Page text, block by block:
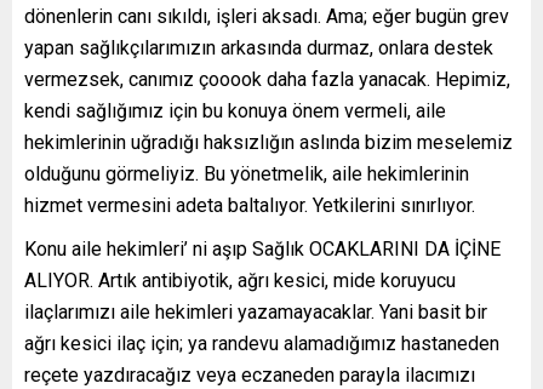
dönenlerin canı sıkıldı, işleri aksadı. Ama; eğer bugün grev
yapan sağlıkçılarımızın arkasında durmaz, onlara destek
vermezsek, canımız çooook daha fazla yanacak. Hepimiz,
kendi sağlığımız için bu konuya önem vermeli, aile
hekimlerinin uğradığı haksızlığın aslında bizim meselemiz
olduğunu görmeliyiz. Bu yönetmelik, aile hekimlerinin
hizmet vermesini adeta baltalıyor. Yetkilerini sınırlıyor.
Konu aile hekimleri’ ni aşıp Sağlık OCAKLARINI DA İÇİNE
ALIYOR. Artık antibiyotik, ağrı kesici, mide koruyucu
ilaçlarımızı aile hekimleri yazamayacaklar. Yani basit bir
ağrı kesici ilaç için; ya randevu alamadığımız hastaneden
reçete yazdıracağız veya eczaneden parayla ilacımızı